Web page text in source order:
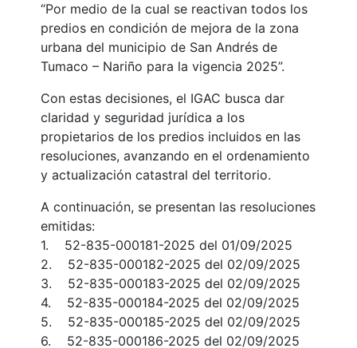
“Por medio de la cual se reactivan todos los
predios en condición de mejora de la zona
urbana del municipio de San Andrés de
Tumaco – Nariño para la vigencia 2025”.
Con estas decisiones, el IGAC busca dar
claridad y seguridad jurídica a los
propietarios de los predios incluidos en las
resoluciones, avanzando en el ordenamiento
y actualización catastral del territorio.
A continuación, se presentan las resoluciones
emitidas:
1. 52-835-000181-2025 del 01/09/2025
2. 52-835-000182-2025 del 02/09/2025
3. 52-835-000183-2025 del 02/09/2025
4. 52-835-000184-2025 del 02/09/2025
5. 52-835-000185-2025 del 02/09/2025
6. 52-835-000186-2025 del 02/09/2025